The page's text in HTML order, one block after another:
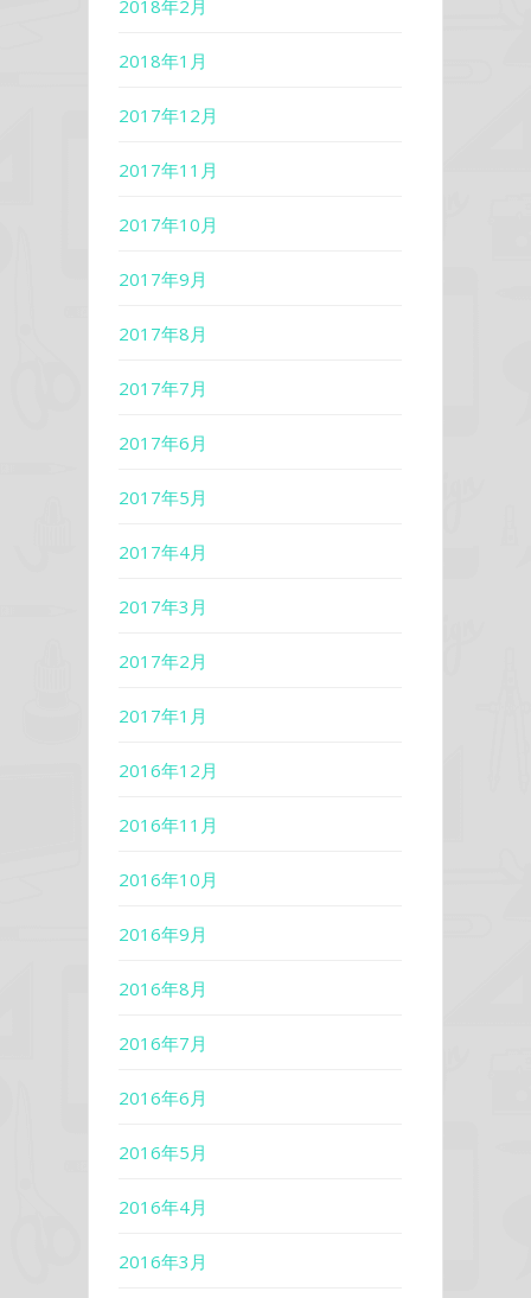
2018年2月
2018年1月
2017年12月
2017年11月
2017年10月
2017年9月
2017年8月
2017年7月
2017年6月
2017年5月
2017年4月
2017年3月
2017年2月
2017年1月
2016年12月
2016年11月
2016年10月
2016年9月
2016年8月
2016年7月
2016年6月
2016年5月
2016年4月
2016年3月